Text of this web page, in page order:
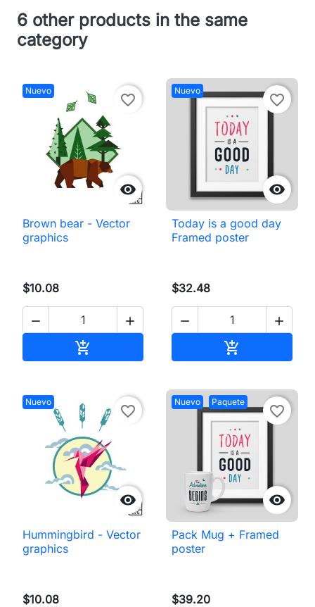
6 other products in the same
category
Nuevo

favorite_border
Brown bear - Vector
graphics
$10.08
 

Nuevo

favorite_border
Today is a good day
Framed poster
$32.48
 

Nuevo

favorite_border
Hummingbird - Vector
graphics
$10.08
Nuevo Paquete

favorite_border
Pack Mug + Framed
poster
$39.20